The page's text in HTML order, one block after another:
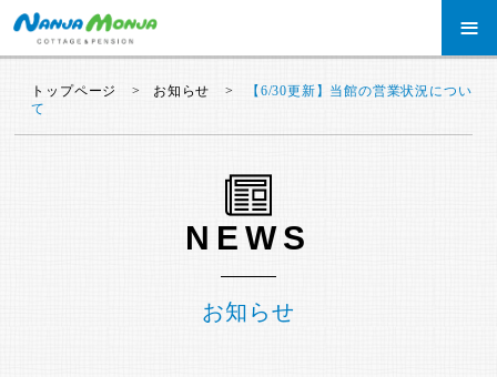
≡
トップページ お知らせ
【6/30更新】当館の営業状況につい
て
NEWS
お知らせ